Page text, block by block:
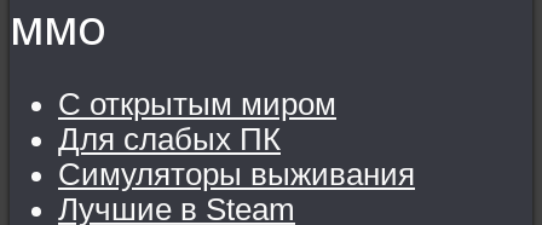
MMO
С открытым миром
Для слабых ПК
Симуляторы выживания
Лучшие в Steam